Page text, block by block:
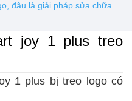
đâu là giải pháp sửa chữa
joy 1 plus treo
1 plus bị treo logo có